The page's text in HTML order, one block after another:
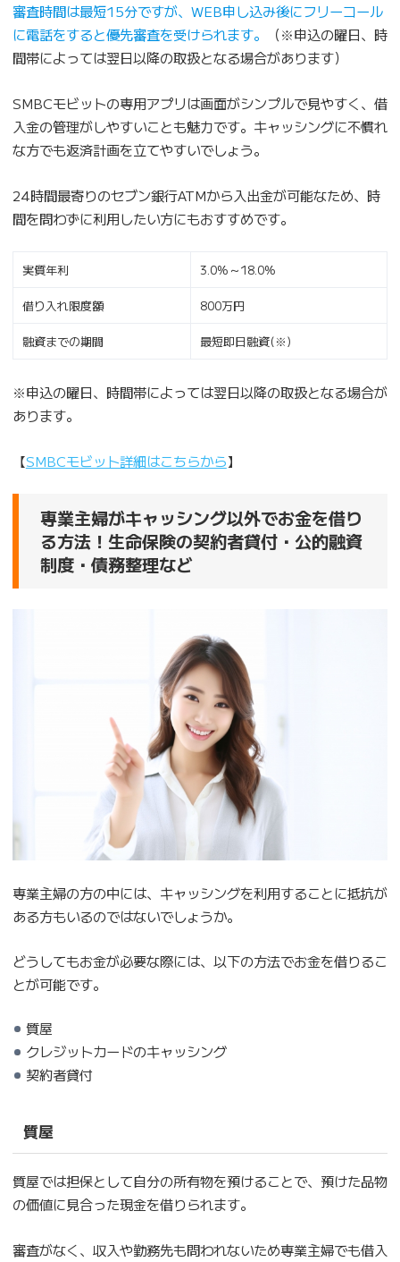
審査時間は最短15分ですが、WEB申し込み後にフリーコール
に電話をすると優先審査を受けられます。
（※申込の曜日、時
間帯によっては翌日以降の取扱となる場合があります）
SMBCモビットの専用アプリは画面がシンプルで見やすく、借
入金の管理がしやすいことも魅力です。キャッシングに不慣れ
な方でも返済計画を立てやすいでしょう。
24時間最寄りのセブン銀行ATMから入出金が可能なため、時
間を問わずに利用したい方にもおすすめです。
実質年利 3.0%～18.0%
借り入れ限度額 800万円
融資までの期間 最短即日融資(※)
※申込の曜日、時間帯によっては翌日以降の取扱となる場合が
あります。
【SMBCモビット詳細はこちらから】
専業主婦がキャッシング以外でお金を借り
る方法！生命保険の契約者貸付・公的融資
制度・債務整理など
専業主婦の方の中には、キャッシングを利用することに抵抗が
ある方もいるのではないでしょうか。
どうしてもお金が必要な際には、以下の方法でお金を借りるこ
とが可能です。
質屋
クレジットカードのキャッシング
契約者貸付
質屋
質屋では担保として自分の所有物を預けることで、預けた品物
の価値に見合った現金を借りられます。
審査がなく、収入や勤務先も問われないため専業主婦でも借入